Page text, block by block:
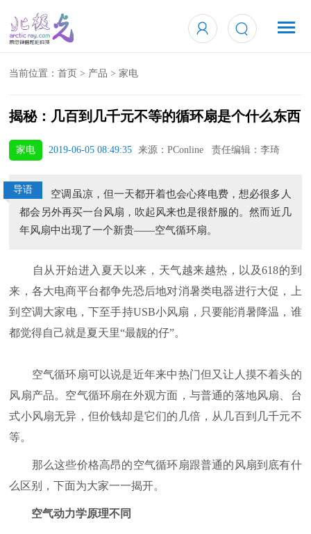
当前位置：首页 > 产品 >家电
揭秘：几百到几千元不等的循环扇是个什么东西
家电 2019-06-05 08:49:35 来源：PConline 责任编辑：李琦
导语
空调虽凉，但一天都开着也会心疼电费，想必很多人
都会另外再买一台风扇，吹起风来也是很舒服的。然而近几
年风扇中出现了一个新贵——空气循环扇。
自从开始进入夏天以来，天气越来越热，以及618的到
来，各大电商平台都争先恐后地对消暑类电器进行大促，上
到空调大家电，下至手持USB小风扇，只要能消暑降温，谁
都觉得自己就是夏天里“最靓的仔”。
空气循环扇可以说是近年来中热门但又让人摸不着头的
风扇产品。空气循环扇在外观方面，与普通的落地风扇、台
式小风扇无异，但价钱却是它们的几倍，从几百到几千元不
等。
那么这些价格高昂的空气循环扇跟普通的风扇到底有什
么区别，下面为大家一一揭开。
空气动力学原理不同